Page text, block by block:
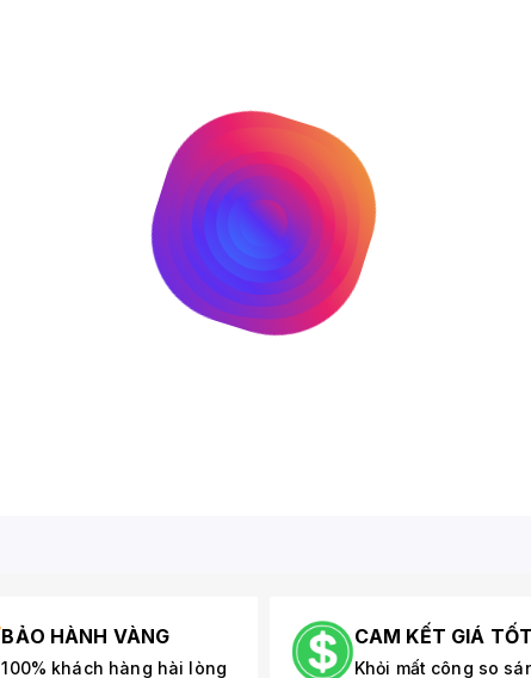
BẢO HÀNH VÀNG
100% khách hàng hài lòng
CAM KẾT GIÁ
Khỏi mất công so